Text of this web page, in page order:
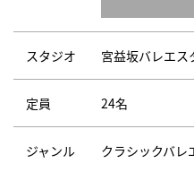
スタジオ 宮益坂バレエス
定員 24名
ジャンル クラシックバレ